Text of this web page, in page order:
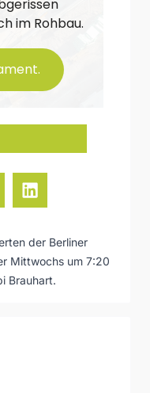
der Berliner
Mittwochs um 7:20
Brauhart.